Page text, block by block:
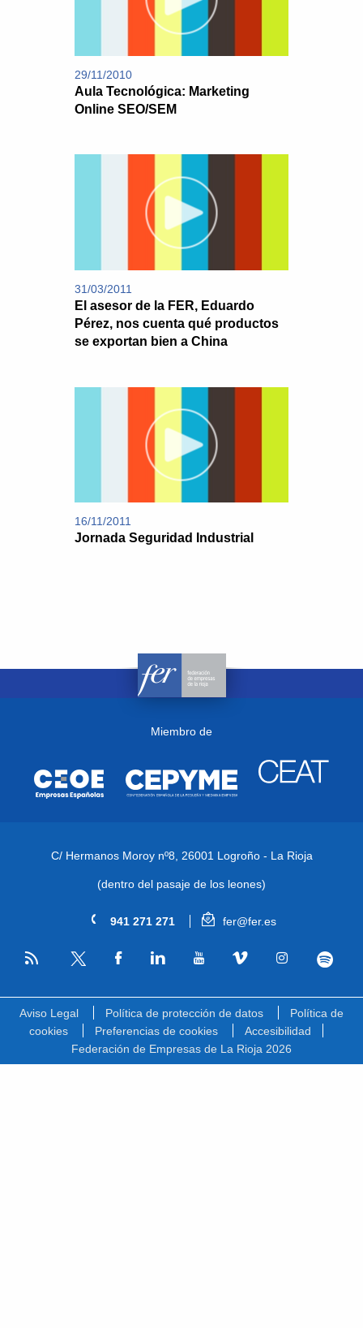
29/11/2010
Aula Tecnológica: Marketing
Online SEO/SEM
31/03/2011
El asesor de la FER, Eduardo
Pérez, nos cuenta qué productos
se exportan bien a China
16/11/2011
Jornada Seguridad Industrial
Miembro de
C/ Hermanos Moroy nº8, 26001 Logroño - La Rioja
(dentro del pasaje de los leones)
941 271 271 fer@fer.es
RSS
Aviso Legal Política de protección de datos
Política de
cookies
Preferencias de cookies
Accesibilidad
Federación de Empresas de La Rioja 2026